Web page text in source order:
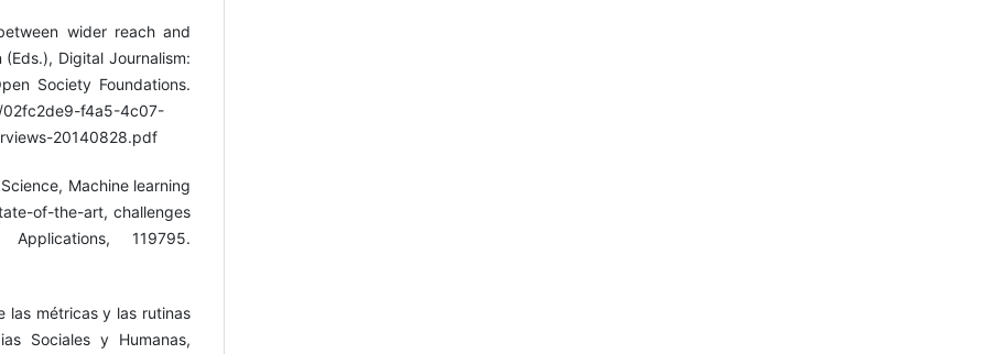
wider reach and
Digital Journalism:
Society Foundations.
02fc2de9-f4a5-4c07-
20140828.pdf
Machine learning
of-the-art, challenges
119795.
las métricas y las rutinas
Sociales y Humanas,